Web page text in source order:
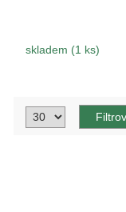
skladem (1 ks)